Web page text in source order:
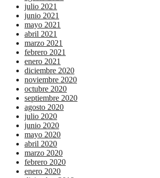
julio 2021
junio 2021
mayo 2021
abril 2021
marzo 2021
febrero 2021
enero 2021
diciembre 2020
noviembre 2020
octubre 2020
septiembre 2020
agosto 2020
julio 2020
junio 2020
mayo 2020
abril 2020
marzo 2020
febrero 2020
enero 2020